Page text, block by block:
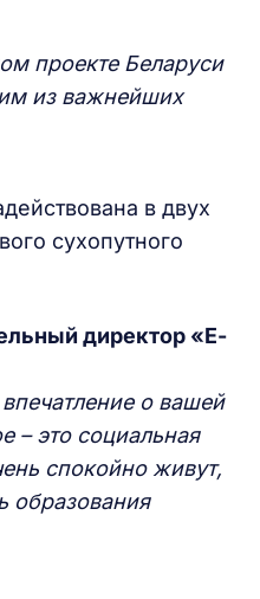
проекте Беларуси
из важнейших
в двух
сухопутного
директор «Е-
о вашей
– это социальная
спокойно живут,
образования